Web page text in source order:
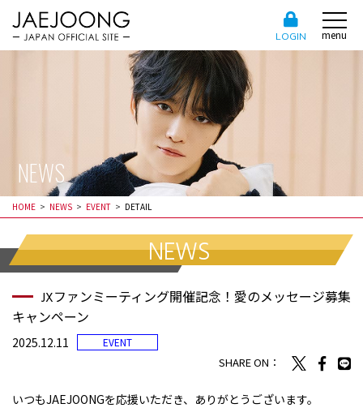
LOGIN menu
NEWS
HOME NEWS EVENT DETAIL
NEWS
JXファンミーティング開催記念！愛のメッセージ募集
キャンペーン
2025.12.11 EVENT
SHARE ON：
いつもJAEJOONGを応援いただき、ありがとうございます。